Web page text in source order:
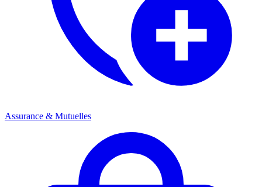
Assurance & Mutuelles